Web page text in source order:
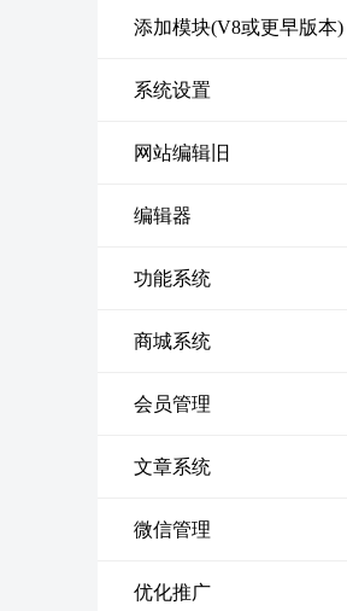
添加模块(V8或更早版本)
系统设置
网站编辑旧
编辑器
功能系统
商城系统
会员管理
文章系统
微信管理
优化推广